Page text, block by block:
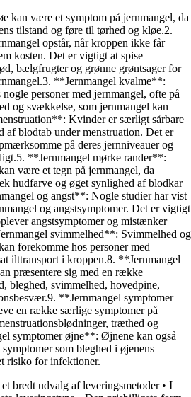
kan være et symptom på jernmangel, da
tilstand og føre til tørhed og kløe.2.
opstår, når kroppen ikke får
kosten. Det er vigtigt at spise
bælgfrugter og grønne grøntsager for
**Jernmangel kvalme**:
personer med jernmangel, ofte på
og svækkelse, som jernmangel kan
Kvinder er særligt sårbare
af blodtab under menstruation. Det er
på deres jernniveauer og
**Jernmangel mørke rander**:
være et tegn på jernmangel, da
hudfarve og øget synlighed af blodkar
og angst**: Nogle studier har vist
og angstsymptomer. Det er vigtigt
angstsymptomer og mistænker
svimmelhed**: Svimmelhed og
forekomme hos personer med
ilttransport i kroppen.8. **Jernmangel
præsentere sig med en række
bleghed, svimmelhed, hovedpine,
**Jernmangel symptomer
en række særlige symptomer på
træthed og
symptomer øjne**: Øjnene kan også
som bleghed i øjenens
risiko for infektioner.
bredt udvalg af leveringsmetoder• I